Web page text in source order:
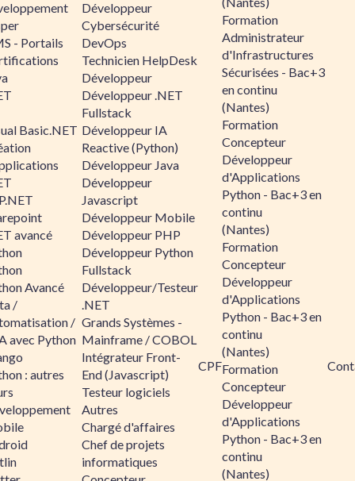
- Portails
Basic.NET
avancé
Avancé
/
/
avec Python
: autres
Développeur
Cybersécurité
DevOps
Technicien HelpDesk
Développeur
Développeur .NET
Fullstack
Développeur IA
Reactive (Python)
Développeur Java
Développeur
Javascript
Développeur Mobile
Développeur PHP
Développeur Python
Fullstack
Développeur/Testeur
.NET
Grands Systèmes -
Mainframe / COBOL
Intégrateur Front-
End (Javascript)
Testeur logiciels
Autres
Chargé d'affaires
Chef de projets
informatiques
CPF
Formation
Administrateur
d'Infrastructures
Sécurisées - Bac+3
en continu
(Nantes)
Formation
Concepteur
Développeur
d'Applications
Python - Bac+3 en
continu
(Nantes)
Formation
Concepteur
Développeur
d'Applications
Python - Bac+3 en
continu
(Nantes)
Formation
Concepteur
Développeur
d'Applications
Python - Bac+3 en
continu
(Nantes)